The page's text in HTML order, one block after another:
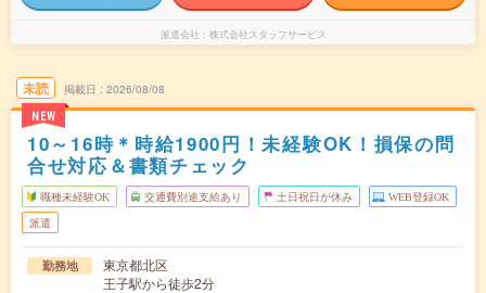
派遣会社 株式会社スタッフサービス
未読
NEW
掲載日 2026/08/08
10～16時＊時給1900円！未経験OK！損保の問
合せ対応＆書類チェック
職種未経験OK 交通費別途支給あり 土日祝日が休み WEB登録OK
派遣
勤務地
東京都北区
王子駅から徒歩2分